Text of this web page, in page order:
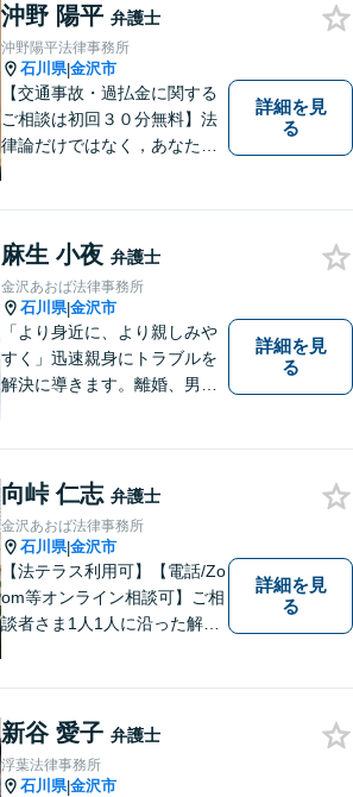
ルも対応可能【メール相談／
ビデオ面談可】【土曜日も対
応】
沖野 陽平 弁護士
沖野陽平法律事務所
石川県|金沢市
【交通事故・過払金に関する
ご相談は初回３０分無料】法
律論だけではなく，あなたの
詳細を見
る
麻生 小夜 弁護士
金沢あおば法律事務所
石川県|金沢市
「より身近に、より親しみや
すく」迅速親身にトラブルを
解決に導きます。離婚、男女
にご相談ください。
詳細を見
る
向峠 仁志 弁護士
金沢あおば法律事務所
石川県|金沢市
【法テラス利用可】【電話/Zo
om等オンライン相談可】ご相
談者さま1人1人に沿った解決
軽に相談できる弁護士を目指
します。
詳細を見
る
新谷 愛子 弁護士
浮葉法律事務所
石川県|金沢市